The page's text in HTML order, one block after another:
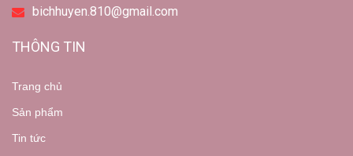
bichhuyen.810@gmail.com
THÔNG TIN
Trang chủ
Sản phẩm
Tin tức